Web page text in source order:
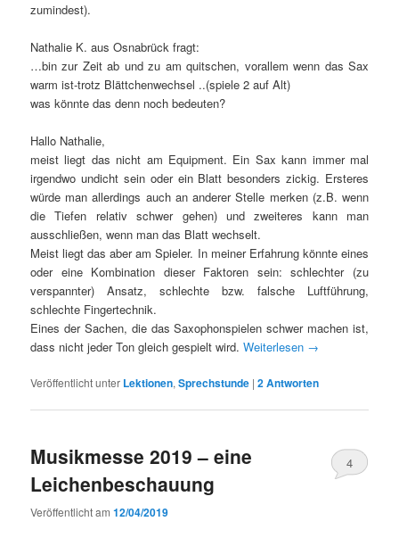
zumindest).
Nathalie K. aus Osnabrück fragt:
…bin zur Zeit ab und zu am quitschen, vorallem wenn das Sax
warm ist-trotz Blättchenwechsel ..(spiele 2 auf Alt)
was könnte das denn noch bedeuten?
Hallo Nathalie,
meist liegt das nicht am Equipment. Ein Sax kann immer mal
irgendwo undicht sein oder ein Blatt besonders zickig. Ersteres
würde man allerdings auch an anderer Stelle merken (z.B. wenn
die Tiefen relativ schwer gehen) und zweiteres kann man
ausschließen, wenn man das Blatt wechselt.
Meist liegt das aber am Spieler. In meiner Erfahrung könnte eines
oder eine Kombination dieser Faktoren sein: schlechter (zu
verspannter) Ansatz, schlechte bzw. falsche Luftführung,
schlechte Fingertechnik.
Eines der Sachen, die das Saxophonspielen schwer machen ist,
dass nicht jeder Ton gleich gespielt wird.Weiterlesen →
Veröffentlicht unter Lektionen,Sprechstunde |2Antworten
Musikmesse 2019 – eine
Leichenbeschauung
Veröffentlicht am12/04/2019
4